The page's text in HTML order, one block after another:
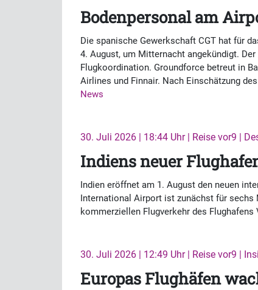
Bodenpersonal am
Die spanische Gewerkschaft CGT hat für
4. August, um Mitternacht angekündigt.
Flugkoordination. Groundforce betreut in
Airlines und Finnair. Nach Einschätzung
News
30. Juli 2026 | 18:44 Uhr | Reise vor9 |
Indiens neuer
Indien eröffnet am 1. August den neuen
International Airport ist zunächst für
kommerziellen Flugverkehr des
30. Juli 2026 | 12:49 Uhr | Reise vor9 |
Europas Flughäfen